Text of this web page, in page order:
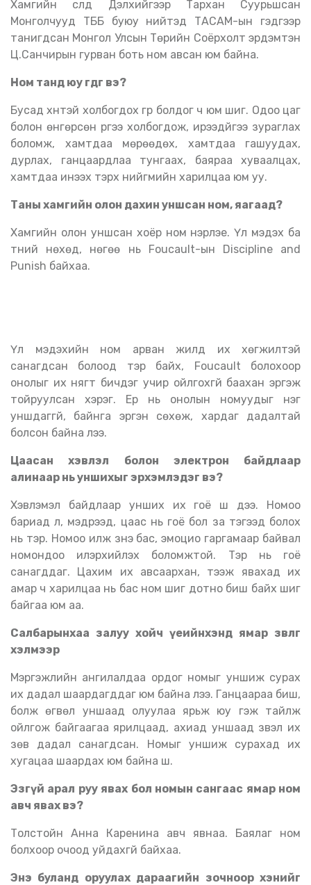
Хамгийн сүүлд Дэлхийгээр Тархан Суурьшсан
Монголчууд ТББ буюу нийтэд ТАСАМ-ын гэдгээр
танигдсан Монгол Улсын Төрийн Соёрхолт эрдэмтэн
Ц.Санчирын гурван боть ном авсан юм байна.
Ном танд юу өгдөг вэ?
Бусад хүнтэй холбогдох гүүр болдог ч юм шиг. Одоо цаг
болон өнгөрсөн рүүгээ холбогдож, ирээдүйгээ зураглах
боломж, хамтдаа мөрөөдөх, хамтдаа гашуудах,
дурлах, ганцаардлаа тунгаах, баяраа хуваалцах,
хамтдаа инээх тэрхүү нийгмийн харилцаа юм уу.
Таны хамгийн олон дахин уншсан ном, яагаад?
Хамгийн олон уншсан хоёр ном нэрлэе. Үл мэдэх ба
түүний нөхөд, нөгөө нь Foucault-ын Discipline and
Punish байхаа.
Үл мэдэхийн ном арван жилд их хөгжилтэй
санагдсан болоод тэр байх, Foucault болохоор
онолыг их нягт бичдэг учир ойлгохгүй баахан эргэж
тойруулсан хэрэг. Ер нь онолын номуудыг нэг
уншдаггүй, байнга эргэн сөхөж, хардаг дадалтай
болсон байна лээ.
Цаасан хэвлэл болон электрон байдлаар
алинаар нь уншихыг эрхэмлэдэг вэ?
Хэвлэмэл байдлаар унших их гоё шүү дээ. Номоо
бариад л, мэдрээд, цаас нь гоё бол за тэгээд болох
нь тэр. Номоо илж үзнэ бас, эмоцио гаргамаар байвал
номондоо илэрхийлэх боломжтой. Тэр нь гоё
санагддаг. Цахим их авсаархан, тээж явахад их
амар ч харилцаа нь бас ном шиг дотно биш байх шиг
байгаа юм аа.
Салбарынхаа залуу хойч үеийнхэнд ямар зөвлөгөө
хэлмээр
Мэргэжлийн ангилалдаа ордог номыг уншиж сурах
их дадал шаардагддаг юм байна лээ. Ганцаараа биш,
болж өгвөл уншаад олуулаа ярьж юу гэж тайлж
ойлгож байгаагаа ярилцаад, ахиад уншаад үзвэл их
зөв дадал санагдсан. Номыг уншиж сурахад их
хугацаа шаардах юм байна шүү.
Эзгүй арал руу явах бол номын сангаас ямар ном
авч явах вэ?
Толстойн Анна Каренина авч явнаа. Баялаг ном
болхоор очоод уйдахгүй байхаа.
Энэ буланд оруулах дараагийн зочноор хэнийг